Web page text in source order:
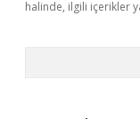
halinde, ilgili içerikler